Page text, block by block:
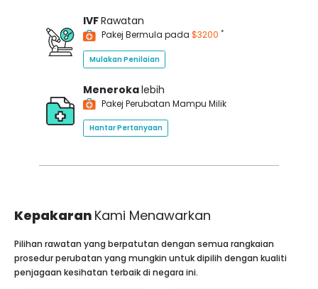
IVFRawatan
Pakej Bermula pada $3200 *
Mulakan Penilaian
Menerokalebih
Pakej Perubatan Mampu Milik
Hantar Pertanyaan
Kepakaran Kami Menawarkan
Pilihan rawatan yang berpatutan dengan semua rangkaian
prosedur perubatan yang mungkin untuk dipilih dengan kualiti
penjagaan kesihatan terbaik di negara ini.